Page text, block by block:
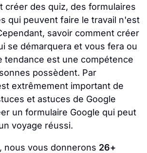
créer des quiz, des formulaires
qui peuvent faire le travail n'est
savoir comment créer
se démarquera et vous fera ou
tendance est une compétence
possèdent. Par
extrêmement important de
et astuces de Google
un formulaire Google qui peut
voyage réussi.
nous vous donnerons 26+